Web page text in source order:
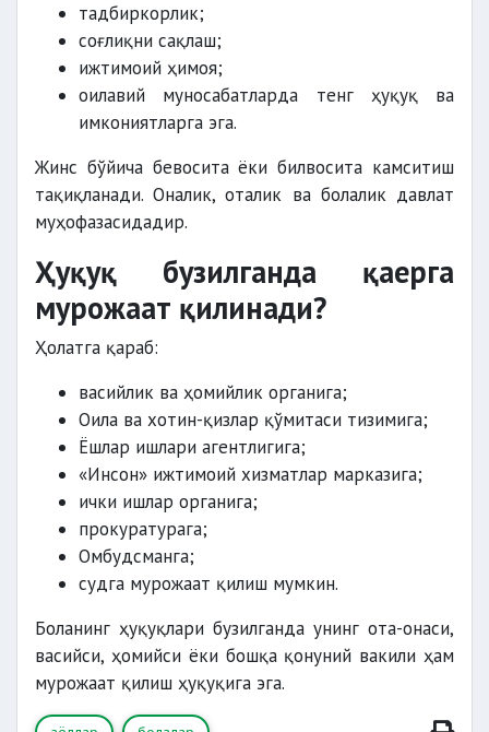
тадбиркорлик;
соғлиқни сақлаш;
ижтимоий ҳимоя;
оилавий муносабатларда тенг ҳуқуқ ва
имкониятларга эга.
Жинс бўйича бевосита ёки билвосита камситиш
тақиқланади. Оналик, оталик ва болалик давлат
муҳофазасидадир.
Ҳуқуқ бузилганда қаерга
мурожаат қилинади?
Ҳолатга қараб:
васийлик ва ҳомийлик органига;
Оила ва хотин-қизлар қўмитаси тизимига;
Ёшлар ишлари агентлигига;
«Инсон» ижтимоий хизматлар марказига;
ички ишлар органига;
прокуратурага;
Омбудсманга;
судга мурожаат қилиш мумкин.
Боланинг ҳуқуқлари бузилганда унинг ота-онаси,
васийси, ҳомийси ёки бошқа қонуний вакили ҳам
мурожаат қилиш ҳуқуқига эга.